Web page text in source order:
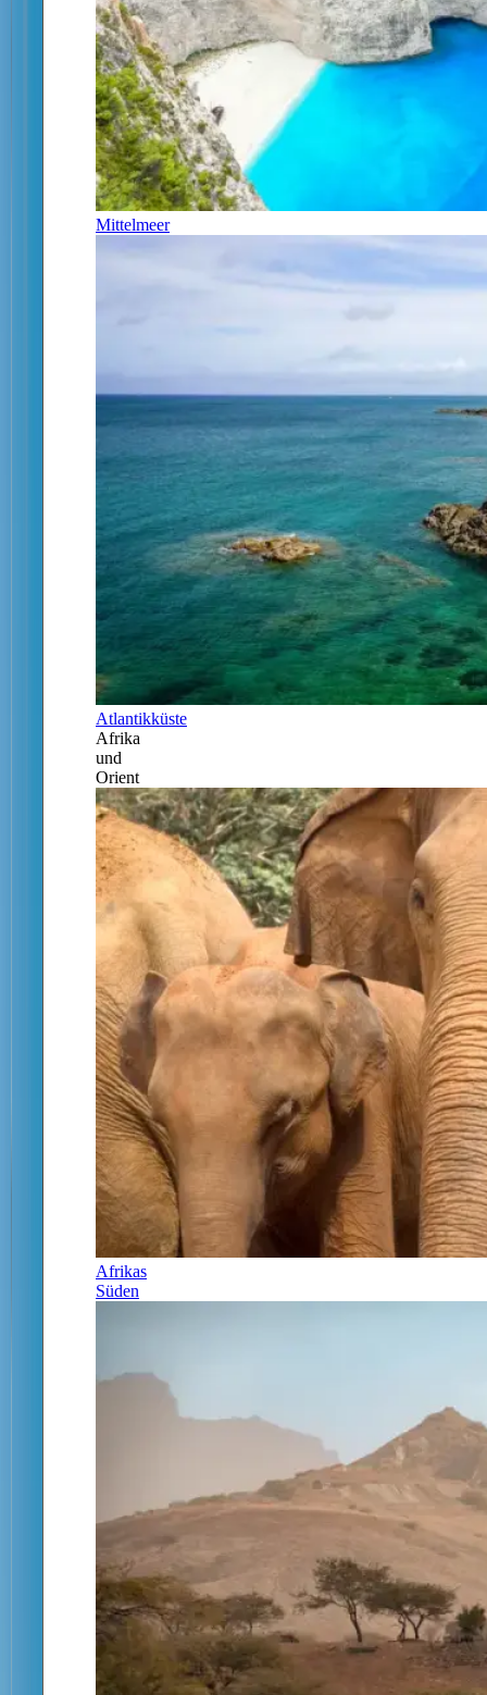
Mittelmeer
Atlantikküste
Afrika
und
Orient
Afrikas
Süden